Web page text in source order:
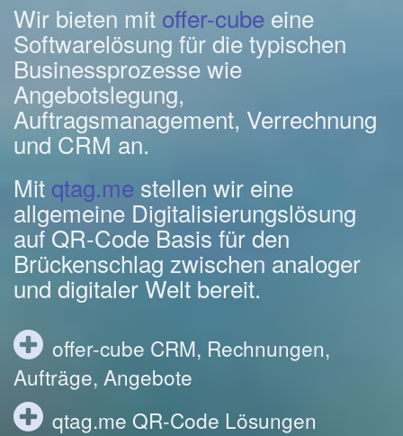
Wir bieten mit offer-cube eine
Softwarelösung für die typischen
Businessprozesse wie
Angebotslegung,
Auftragsmanagement, Verrechnung
und CRM an.
Mit qtag.me stellen wir eine
allgemeine Digitalisierungslösung
auf QR-Code Basis für den
Brückenschlag zwischen analoger
und digitaler Welt bereit.
offer-cube CRM, Rechnungen,
Aufträge, Angebote
qtag.me QR-Code Lösungen